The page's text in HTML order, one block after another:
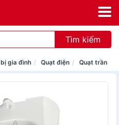
Tìm kiếm
gia đình Quạt điện Quạt trần